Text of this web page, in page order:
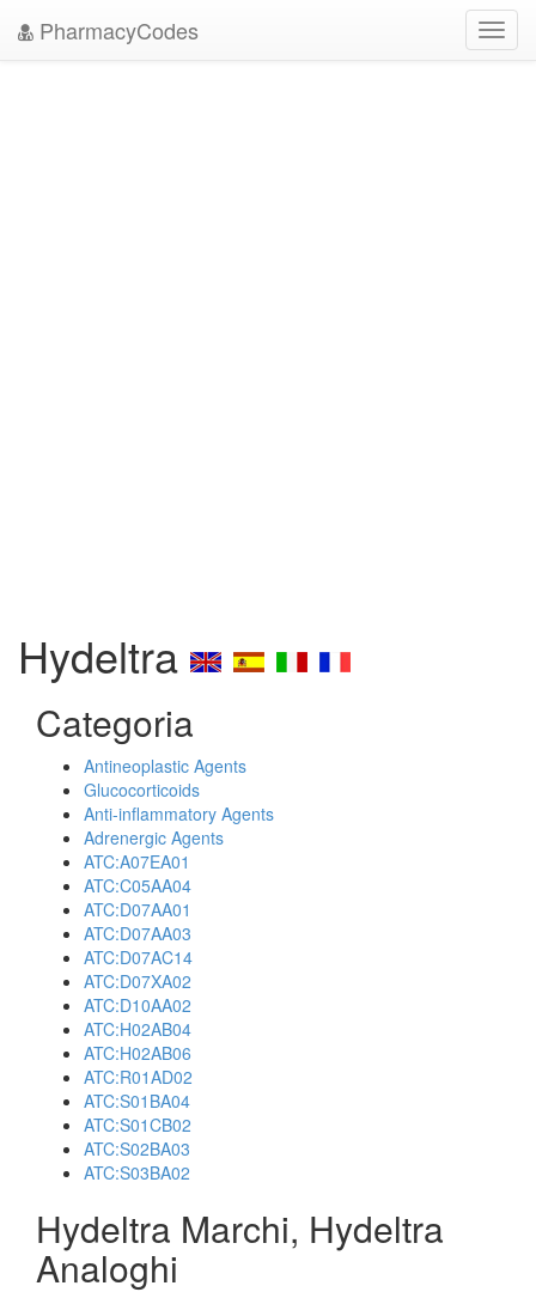
PharmacyCodes
Hydeltra
Categoria
Antineoplastic Agents
Glucocorticoids
Anti-inflammatory Agents
Adrenergic Agents
ATC:A07EA01
ATC:C05AA04
ATC:D07AA01
ATC:D07AA03
ATC:D07AC14
ATC:D07XA02
ATC:D10AA02
ATC:H02AB04
ATC:H02AB06
ATC:R01AD02
ATC:S01BA04
ATC:S01CB02
ATC:S02BA03
ATC:S03BA02
Hydeltra Marchi, Hydeltra
Analoghi